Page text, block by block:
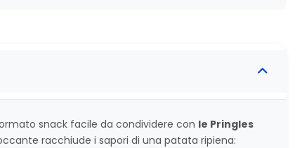
snack facile da condividere con le Pringles
racchiude i sapori di una patata ripiena: